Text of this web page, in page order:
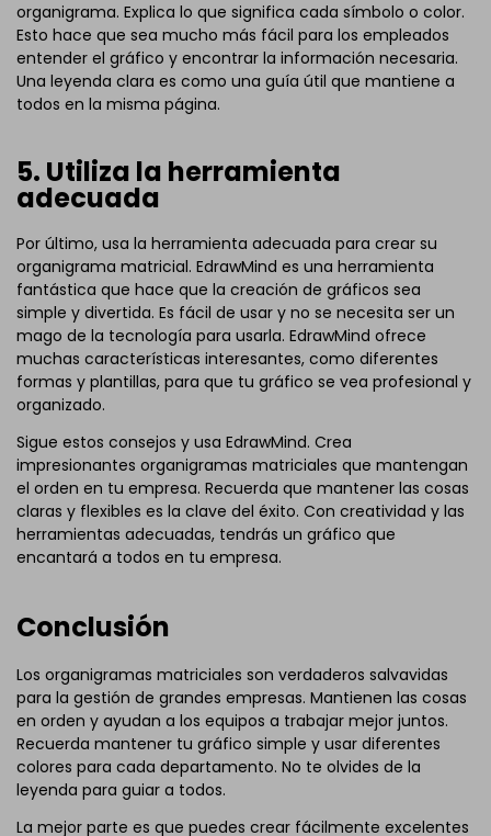
organigrama. Explica lo que significa cada símbolo o color.
Esto hace que sea mucho más fácil para los empleados
entender el gráfico y encontrar la información necesaria.
Una leyenda clara es como una guía útil que mantiene a
todos en la misma página.
5. Utiliza la herramienta
adecuada
Por último, usa la herramienta adecuada para crear su
organigrama matricial. EdrawMind es una herramienta
fantástica que hace que la creación de gráficos sea
simple y divertida. Es fácil de usar y no se necesita ser un
mago de la tecnología para usarla. EdrawMind ofrece
muchas características interesantes, como diferentes
formas y plantillas, para que tu gráfico se vea profesional y
organizado.
Sigue estos consejos y usa EdrawMind. Crea
impresionantes organigramas matriciales que mantengan
el orden en tu empresa. Recuerda que mantener las cosas
claras y flexibles es la clave del éxito. Con creatividad y las
herramientas adecuadas, tendrás un gráfico que
encantará a todos en tu empresa.
Conclusión
Los organigramas matriciales son verdaderos salvavidas
para la gestión de grandes empresas. Mantienen las cosas
en orden y ayudan a los equipos a trabajar mejor juntos.
Recuerda mantener tu gráfico simple y usar diferentes
colores para cada departamento. No te olvides de la
leyenda para guiar a todos.
La mejor parte es que puedes crear fácilmente excelentes